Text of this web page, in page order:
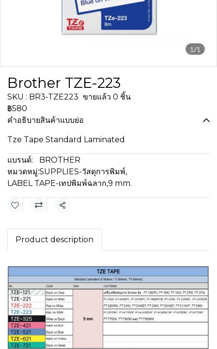
1/1
Brother TZE-223
SKU : BR3-TZE223 ขายแล้ว 0 ชิ้น
฿580
คำอธิบายสินค้าแบบย่อ
Tze Tape Standard Laminated
แบรนด์:
BROTHER
หมวดหมู่:SUPPLIES-วัสดุการพิมพ์,
LABEL TAPE-เทปพิมพ์ฉลาก,9 mm.
แชร์
Product description